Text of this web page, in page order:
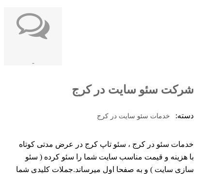
-
شرکت سئو سایت در کرج
دسته: خدمات سئو سایت در کرج
خدمات سئو در کرج ، سئو تاپ کرج در عرض مدتی کوتاه
با هزینه و قیمت مناسب سایت شما را سئو کرده ( سئو
سازی سایت ) و به صفحا اول میرساند.جملات کلیدی شما